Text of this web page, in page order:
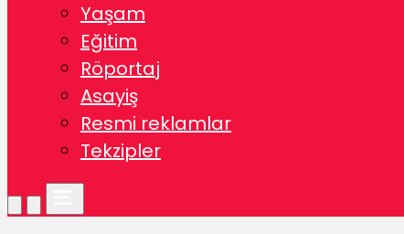
Yaşam
Eğitim
Röportaj
Asayiş
Resmi reklamlar
Tekzipler